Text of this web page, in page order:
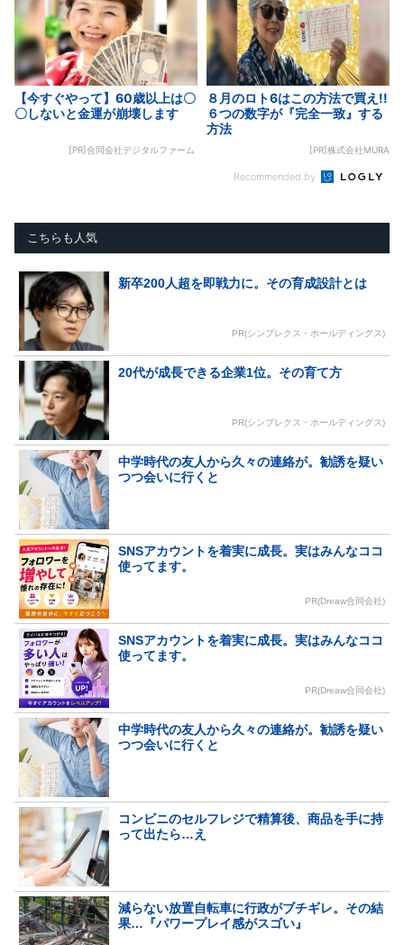
【今すぐやって】60歳以上は〇
〇しないと金運が崩壊します
[PR]合同会社デジタルファーム
８月のロト6はこの方法で買え!!
６つの数字が『完全一致』する
方法
[PR]株式会社MURA
Recommended by
こちらも人気
新卒200人超を即戦力に。その育成設計とは
PR(シンプレクス・ホールディングス)
20代が成長できる企業1位。その育て方
PR(シンプレクス・ホールディングス)
中学時代の友人から久々の連絡が。勧誘を疑い
つつ会いに行くと
SNSアカウントを着実に成長。実はみんなココ
使ってます。
PR(Dreaw合同会社)
SNSアカウントを着実に成長。実はみんなココ
使ってます。
PR(Dreaw合同会社)
中学時代の友人から久々の連絡が。勧誘を疑い
つつ会いに行くと
コンビニのセルフレジで精算後、商品を手に持
って出たら…え
減らない放置自転車に行政がブチギレ。その結
果…『パワープレイ感がスゴい』